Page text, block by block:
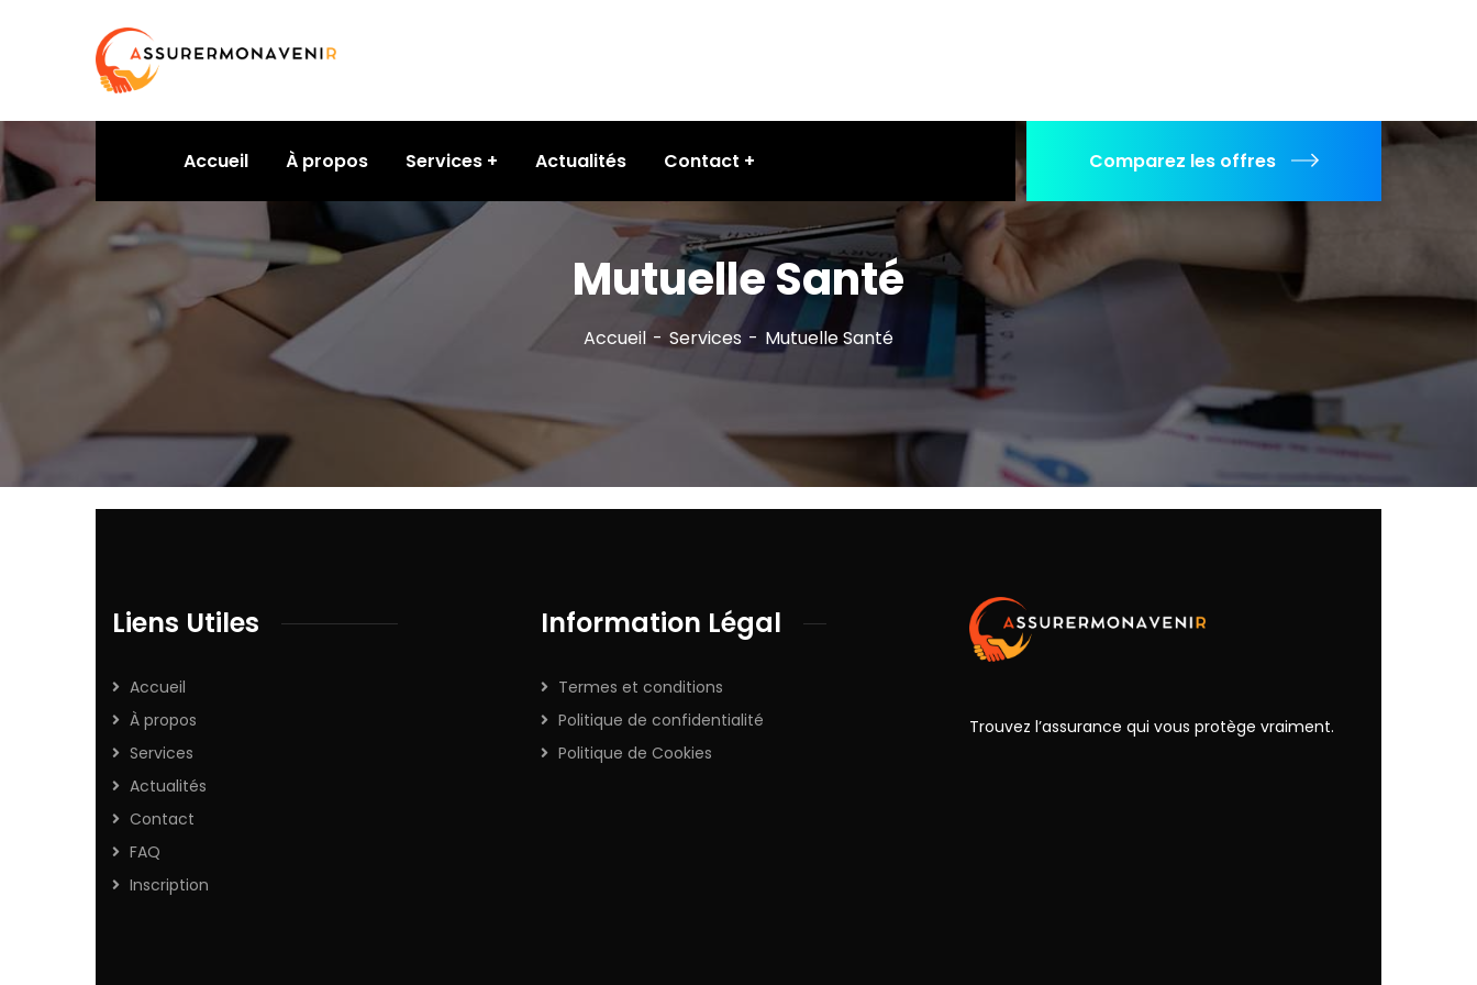
Accueil À propos Services Actualités Contact Comparez les offres
Mutuelle Santé
Accueil Services Mutuelle Santé
Liens Utiles
Accueil
À propos
Services
Actualités
Contact
FAQ
Inscription
Information Légal
Termes et conditions
Politique de confidentialité
Politique de Cookies
Trouvez l’assurance qui vous protège vraiment.